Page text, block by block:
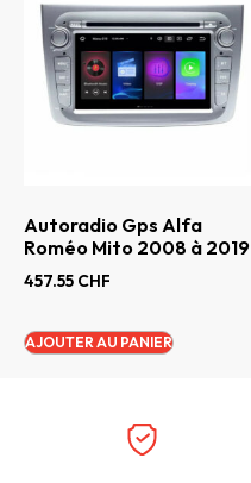
Autoradio Gps Alfa
Roméo Mito 2008 à 2019
457.55 CHF
AJOUTER AU PANIER